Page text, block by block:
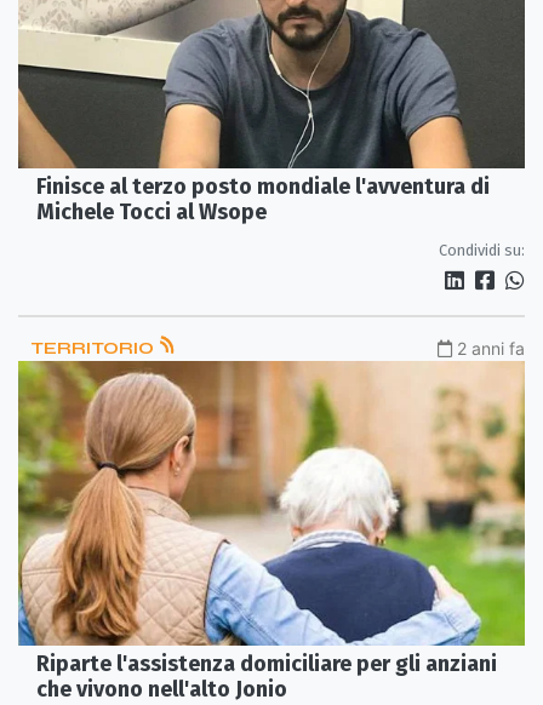
Finisce al terzo posto mondiale l'avventura di
Michele Tocci al Wsope
Condividi su:
TERRITORIO 2 anni fa
Riparte l'assistenza domiciliare per gli anziani
che vivono nell'alto Jonio